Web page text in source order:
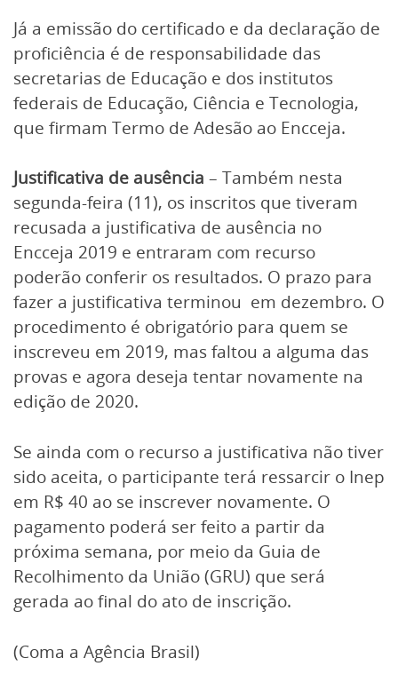
Já a emissão do certificado e da declaração de
proficiência é de responsabilidade das
secretarias de Educação e dos institutos
federais de Educação, Ciência e Tecnologia,
que firmam Termo de Adesão ao Encceja.
Justificativa de ausência – Também nesta
segunda-feira (11), os inscritos que tiveram
recusada a justificativa de ausência no
Encceja 2019 e entraram com recurso
poderão conferir os resultados. O prazo para
fazer a justificativa terminou em dezembro. O
procedimento é obrigatório para quem se
inscreveu em 2019, mas faltou a alguma das
provas e agora deseja tentar novamente na
edição de 2020.
Se ainda com o recurso a justificativa não tiver
sido aceita, o participante terá ressarcir o Inep
em R$ 40 ao se inscrever novamente. O
pagamento poderá ser feito a partir da
próxima semana, por meio da Guia de
Recolhimento da União (GRU) que será
gerada ao final do ato de inscrição.
(Coma a Agência Brasil)